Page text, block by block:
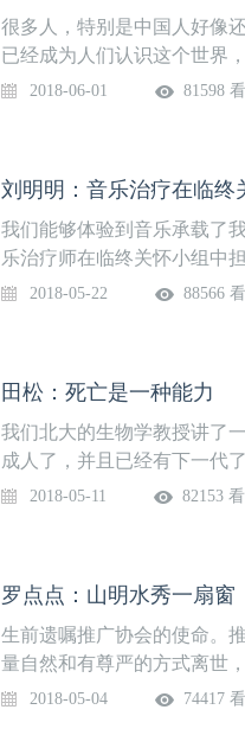
很多人，特别是中国人好像
已经成为人们认识这个世界
影它既有感性部分，它可以
在死亡中真的太多太多了。
在电影中死亡也担任了不同
件来推动整个情节的发展，
化，或者是制造了一些不同
常有想象力的展开，包括
的电影，它本身把死亡做成
死亡是一种意象，这种意象
2018-06-01 81598
刘明明：音乐治疗在临终
我们能够体验到音乐承载了
乐治疗师在临终关怀小组中
需求，有身体方面的，有内
一些在内心里未表达的心里
2018-05-22 88566
田松：死亡是一种能力
我们北大的生物学教授讲了
成人了，并且已经有下一代
功能已经完成了，你就可以
的，死者个人知道他要死亡
技术手段不让他死，一定要
观”，重建死亡文化。最核
受死亡，心甘情愿的，我作
2018-05-11 82153
罗点点：山明水秀一扇窗
生前遗嘱推广协会的使命。
量自然和有尊严的方式离世
预嘱。我们提供一个选择，
2018-05-04 74417